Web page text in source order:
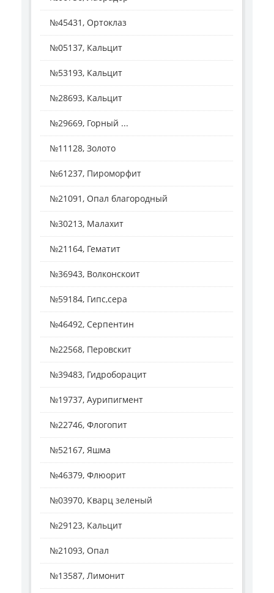
№45431, Ортоклаз
№05137, Кальцит
№53193, Кальцит
№28693, Кальцит
№29669, Горный ...
№11128, Золото
№61237, Пироморфит
№21091, Опал благородный
№30213, Малахит
№21164, Гематит
№36943, Волконскоит
№59184, Гипс,сера
№46492, Серпентин
№22568, Перовскит
№39483, Гидроборацит
№19737, Аурипигмент
№22746, Флогопит
№52167, Яшма
№46379, Флюорит
№03970, Кварц зеленый
№29123, Кальцит
№21093, Опал
№13587, Лимонит